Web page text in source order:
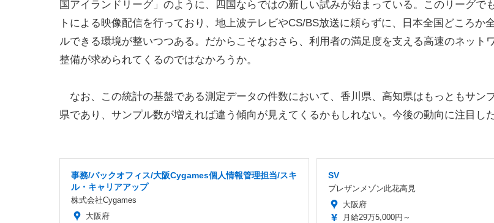
国アイランドリーグ」のように、四国ならではの新しい試みが始まっている。このリーグで
トによる映像配信を行っており、地上波テレビやCS/BS放送に頼らずに、日本全国どころか
ルできる環境が整いつつある。だからこそなおさら、利用者の満足度を支える高速のネット
整備が求められてくるのではなかろうか。
なお、この統計の基盤である測定データの件数において、香川県、高知県はもっともサン
県であり、サンプル数が増えれば違う傾向が見えてくるかもしれない。今後の動向に注目し
事務/バックオフィス/大阪Cygames個人情報管理担当/スキ
ル・キャリアアップ
株式会社Cygames
大阪府
SV
プレザンメゾン此花高見
大阪府
月給29万5,000円～